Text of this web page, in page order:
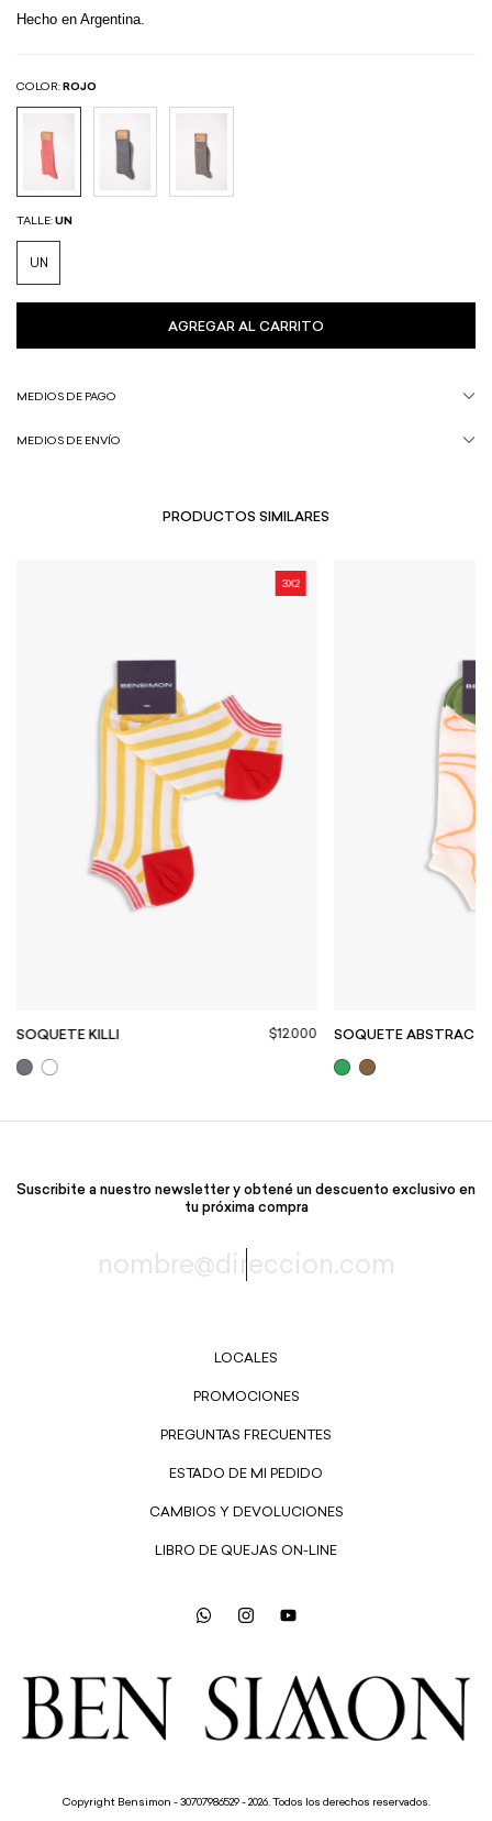
Hecho en Argentina.
COLOR: ROJO
TALLE:UN
UN
MEDIOS DE PAGO
MEDIOS DE ENVÍO
PRODUCTOS SIMILARES
3X2
SOQUETE KILLI $12.000 SOQUETE
Suscribite a nuestro newsletter y obtené un descuento exclusivo en
tu próxima compra
LOCALES
PROMOCIONES
PREGUNTAS FRECUENTES
ESTADO DE MI PEDIDO
CAMBIOS Y DEVOLUCIONES
LIBRO DE QUEJAS ON-LINE
Copyright Bensimon - 30707986529 - 2026. Todos los derechos reservados.